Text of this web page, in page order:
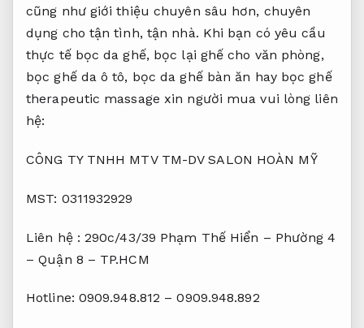
cũng như giới thiệu chuyên sâu hơn, chuyên
dụng cho tận tình, tận nhà. Khi bạn có yêu cầu
thực tế bọc da ghế, bọc lại ghế cho văn phòng,
bọc ghế da ô tô, bọc da ghế bàn ăn hay bọc ghế
therapeutic massage xin người mua vui lòng liên
hệ:
CÔNG TY TNHH MTV TM-DV SALON HOÀN MỸ
MST: 0311932929
Liên hệ : 290c/43/39 Phạm Thế Hiển – Phường 4
– Quận 8 – TP.HCM
Hotline: 0909.948.812 – 0909.948.892